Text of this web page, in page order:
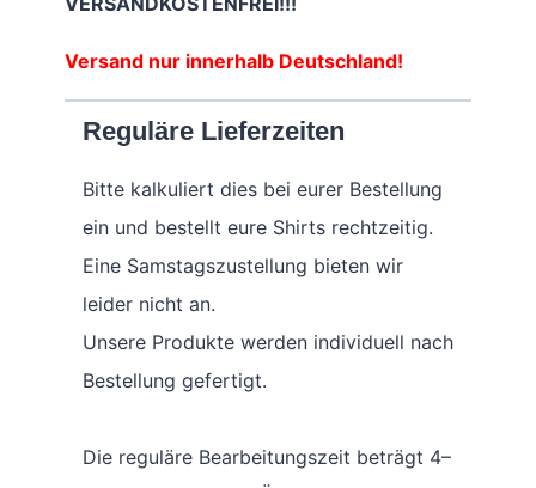
Versand nur innerhalb Deutschland!
Reguläre Lieferzeiten
Bitte kalkuliert dies bei eurer Bestellung
ein und bestellt eure Shirts rechtzeitig.
Eine Samstagszustellung bieten wir
leider nicht an.
Unsere Produkte werden individuell nach
Bestellung gefertigt.
Die reguläre Bearbeitungszeit beträgt 4–